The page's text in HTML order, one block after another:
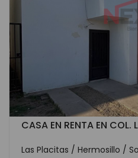
CASA EN RENTA EN COL.
Las Placitas / Hermosillo /